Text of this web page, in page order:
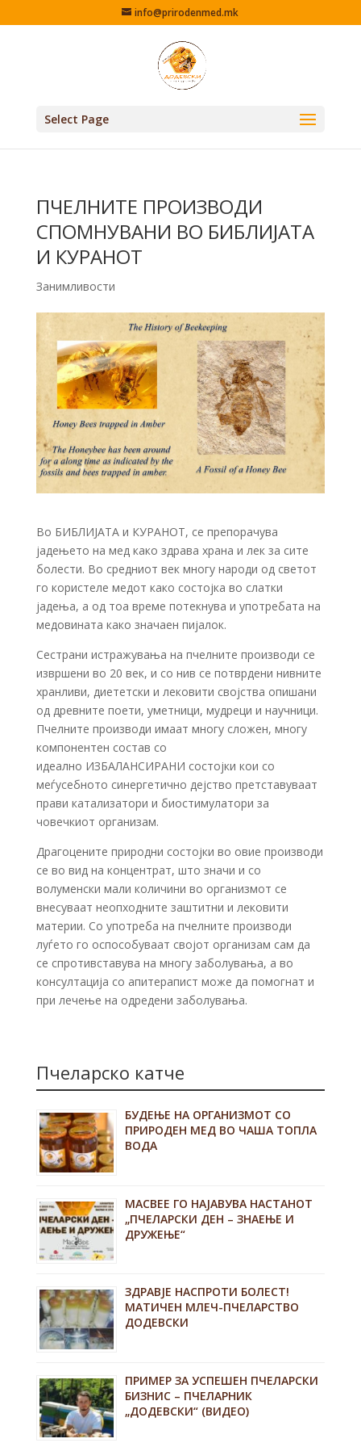
info@prirodenmed.mk
Select Page
ПЧЕЛНИТЕ ПРОИЗВОДИ
СПОМНУВАНИ ВО БИБЛИЈАТА
И КУРАНОТ
Занимливости
Во БИБЛИЈАТА и КУРАНОТ, се препорачува
јадењето на мед како здрава храна и лек за сите
болести. Во средниот век многу народи од светот
го користеле медот како состојка во слатки
јадења, а од тоа време потекнува и употребата на
медовината како значаен пијалок.
Сестрани истражувања на пчелните производи се
извршени во 20 век, и со нив се потврдени нивните
хранливи, диететски и лековити својства опишани
од древните поети, уметници, мудреци и научници.
Пчелните производи имаат многу сложен, многу
компонентен состав со
идеално ИЗБАЛАНСИРАНИ состојки кои со
меѓусебното синергетично дејство претставуваат
прави катализатори и биостимулатори за
човечкиот организам.
Драгоцените природни состојки во овие производи
се во вид на концентрат, што значи и со
волуменски мали количини во организмот се
внесуваат неопходните заштитни и лековити
материи. Со употреба на пчелните производи
луѓето го оспособуваат својот организам сам да
се спротивставува на многу заболувања, а во
консултација со апитерапист може да помогнат и
при лечење на одредени заболувања.
Пчеларско катче
БУДЕЊЕ НА ОРГАНИЗМОТ СО
ПРИРОДЕН МЕД ВО ЧАША ТОПЛА
ВОДА
MACBEE ГО НАЈАВУВА НАСТАНОТ
„ПЧЕЛАРСКИ ДЕН – ЗНАЕЊЕ И
ДРУЖЕЊЕ“
ЗДРАВЈЕ НАСПРОТИ БОЛЕСТ!
МАТИЧЕН МЛЕЧ-ПЧЕЛАРСТВО
ДОДЕВСКИ
ПРИМЕР ЗА УСПЕШЕН ПЧЕЛАРСКИ
БИЗНИС – ПЧЕЛАРНИК
„ДОДЕВСКИ“ (ВИДЕО)